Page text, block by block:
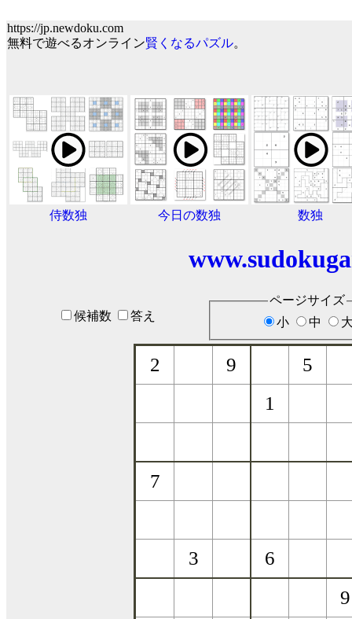
https://jp.newdoku.com
無料で遊べるオンライン賢くなるパズル。
侍数独 今日の数独 数独
候補数 答え
ページサイズ
小
中